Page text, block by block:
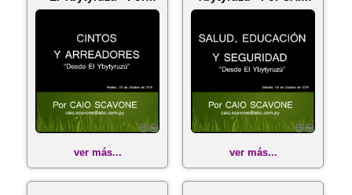
CAIO SCAVONE - Mar...
ver más...
SCAV...
ver más...